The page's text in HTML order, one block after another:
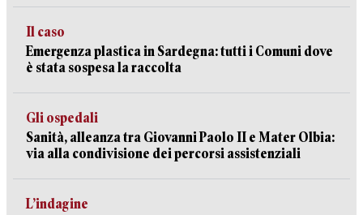
Il caso
Emergenza plastica in Sardegna: tutti i Comuni dove
è stata sospesa la raccolta
Gli ospedali
Sanità, alleanza tra Giovanni Paolo II e Mater Olbia:
via alla condivisione dei percorsi assistenziali
L’indagine